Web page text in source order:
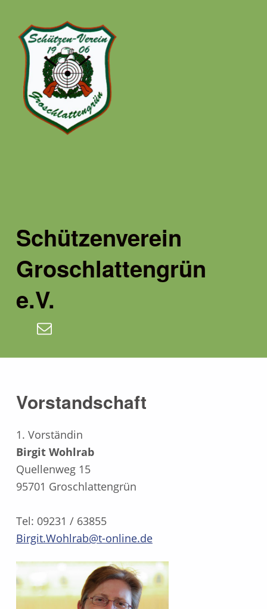
Schützenverein
Groschlattengrün
e.V.E-Mail
V
o
r
s
t
a
n
d
Vorstandschaft
1. Vorständin
Birgit Wohlrab
Quellenweg 15
95701 Groschlattengrün
Tel: 09231 / 63855
Birgit.Wohlrab@t-online.de